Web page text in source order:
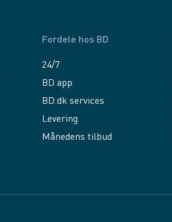
Fordele hos BD
24/7
BD app
BD.dk services
Levering
Månedens tilbud